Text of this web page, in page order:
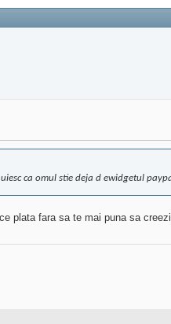
ca omul stie deja d ewidgetul
plata fara sa te mai puna sa